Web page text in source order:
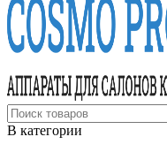
В категории